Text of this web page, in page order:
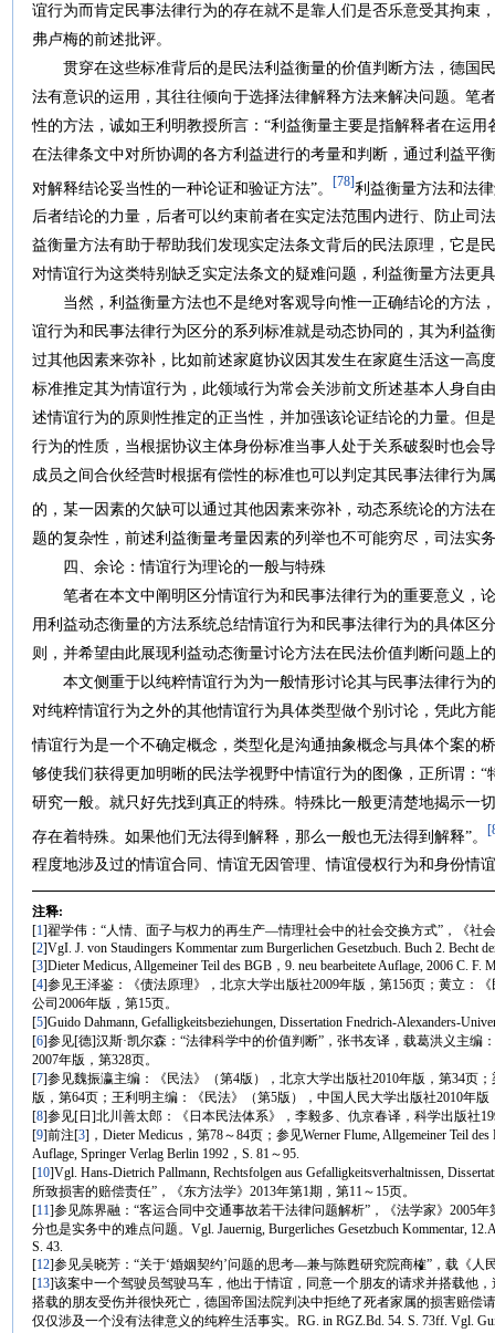
谊行为而肯定民事法律行为的存在就不是靠人们是否乐意受其拘束
弗卢梅的前述批评。
贯穿在这些标准背后的是民法利益衡量的价值判断方法，德国
法有意识的运用，其往往倾向于选择法律解释方法来解决问题。笔
性的方法，诚如王利明教授所言：“利益衡量主要是指解释者在运
在法律条文中对所协调的各方利益进行的考量和判断，通过利益平
对解释结论妥当性的一种论证和验证方法”。 [78] 利益衡量方法和法
后者结论的力量，后者可以约束前者在实定法范围内进行、防止司
益衡量方法有助于帮助我们发现实定法条文背后的民法原理，它是
对情谊行为这类特别缺乏实定法条文的疑难问题，利益衡量方法更
当然，利益衡量方法也不是绝对客观导向惟一正确结论的方法
谊行为和民事法律行为区分的系列标准就是动态协同的，其为利益
过其他因素来弥补，比如前述家庭协议因其发生在家庭生活这一高
标准推定其为情谊行为，此领域行为常会关涉前文所述基本人身自
述情谊行为的原则性推定的正当性，并加强该论证结论的力量。但
行为的性质，当根据协议主体身份标准当事人处于关系破裂时也会
成员之间合伙经营时根据有偿性的标准也可以判定其民事法律行为
的，某一因素的欠缺可以通过其他因素来弥补，动态系统论的方法
题的复杂性，前述利益衡量考量因素的列举也不可能穷尽，司法实
四、余论：情谊行为理论的一般与特殊
笔者在本文中阐明区分情谊行为和民事法律行为的重要意义，
用利益动态衡量的方法系统总结情谊行为和民事法律行为的具体区
则，并希望由此展现利益动态衡量讨论方法在民法价值判断问题上
本文侧重于以纯粹情谊行为为一般情形讨论其与民事法律行为
对纯粹情谊行为之外的其他情谊行为具体类型做个别讨论，凭此方
情谊行为是一个不确定概念，类型化是沟通抽象概念与具体个案的
够使我们获得更加明晰的民法学视野中情谊行为的图像，正所谓：
研究一般。就只好先找到真正的特殊。特殊比一般更清楚地揭示一
存在着特殊。如果他们无法得到解释，那么一般也无法得到解释”。
程度地涉及过的情谊合同、情谊无因管理、情谊侵权行为和身份情
注释:
[1]翟学伟：“人情、面子与权力的再生产—情理社会中的社会交换方式”，《社
[2]VgI. J. von Staudingers Kommentar zum Burgerlichen Gesetzbuch. Buch 2. Becht
[3]Dieter Medicus, Allgemeiner Teil des BGB，9. neu bearbeitete Auflage, 2006 C. F.
[4]参见王泽鉴：《债法原理》，北京大学出版社2009年版，第156页；黄立：
公司2006年版，第15页。
[5]Guido Dahmann, Gefalligkeitsbeziehungen, Dissertation Fnedrich-Alexanders-
[6]参见[德]汉斯·凯尔森：“法律科学中的价值判断”，张书友译，载葛洪义主编
2007年版，第328页。
[7]参见魏振瀛主编：《民法》（第4版），北京大学出版社2010年版，第34页
版，第64页；王利明主编：《民法》（第5版），中国人民大学出版社2010年版
[8]参见[日]北川善太郎：《日本民法体系》，李毅多、仇京春译，科学出版社
[9]前注[3]，Dieter Medicus，第78～84页；参见Werner Flume, Allgemeiner Teil des
Auflage, Springer Verlag Berlin 1992，S. 81～95.
[10]Vgl. Hans-Dietrich Pallmann, Rechtsfolgen aus Gefalligkeitsverhaltnissen,
所致损害的赔偿责任”，《东方法学》2013年第1期，第11～15页。
[11]参见陈界融：“客运合同中交通事故若干法律问题解析”，《法学家》2005
分也是实务中的难点问题。Vgl. Jauernig, Burgerliches Gesetzbuch Kommentar,
S. 43.
[12]参见吴晓芳：“关于‘婚姻契约’问题的思考—兼与陈甦研究院商榷”，载《人
[13]该案中一个驾驶员驾驶马车，他出于情谊，同意一个朋友的请求并搭载他
搭载的朋友受伤并很快死亡，德国帝国法院判决中拒绝了死者家属的损害赔偿
仅仅涉及一个没有法律意义的纯粹生活事实。RG. in RGZ.Bd. 54. S. 73ff. Vgl.